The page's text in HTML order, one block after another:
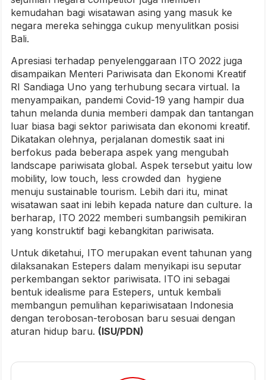
kemudahan bagi wisatawan asing yang masuk ke
negara mereka sehingga cukup menyulitkan posisi
Bali.
Apresiasi terhadap penyelenggaraan ITO 2022 juga
disampaikan Menteri Pariwisata dan Ekonomi Kreatif
RI Sandiaga Uno yang terhubung secara virtual. Ia
menyampaikan, pandemi Covid-19 yang hampir dua
tahun melanda dunia memberi dampak dan tantangan
luar biasa bagi sektor pariwisata dan ekonomi kreatif.
Dikatakan olehnya, perjalanan domestik saat ini
berfokus pada beberapa aspek yang mengubah
landscape pariwisata global. Aspek tersebut yaitu low
mobility, low touch, less crowded dan hygiene
menuju sustainable tourism. Lebih dari itu, minat
wisatawan saat ini lebih kepada nature dan culture. Ia
berharap, ITO 2022 memberi sumbangsih pemikiran
yang konstruktif bagi kebangkitan pariwisata.
Untuk diketahui, ITO merupakan event tahunan yang
dilaksanakan Estepers dalam menyikapi isu seputar
perkembangan sektor pariwisata. ITO ini sebagai
bentuk idealisme para Estepers, untuk kembali
membangun pemulihan kepariwisataan Indonesia
dengan terobosan-terobosan baru sesuai dengan
aturan hidup baru. (ISU/PDN)